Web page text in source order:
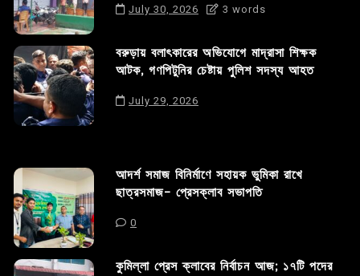
July 30, 2026 3 words
বরুড়ায় বলাৎকারের অভিযোগে মাদ্রাসা শিক্ষক
আটক, গণপিটুনির চেষ্টায় পুলিশ সদস্য আহত
July 29, 2026
আদর্শ সমাজ বিনির্মাণে সহায়ক ভুমিকা রাখে
ছাত্রসমাজ- প্রেসক্লাব সভাপতি
0
কুমিল্লা প্রেস ক্লাবের নির্বাচন আজ; ১৭টি পদের